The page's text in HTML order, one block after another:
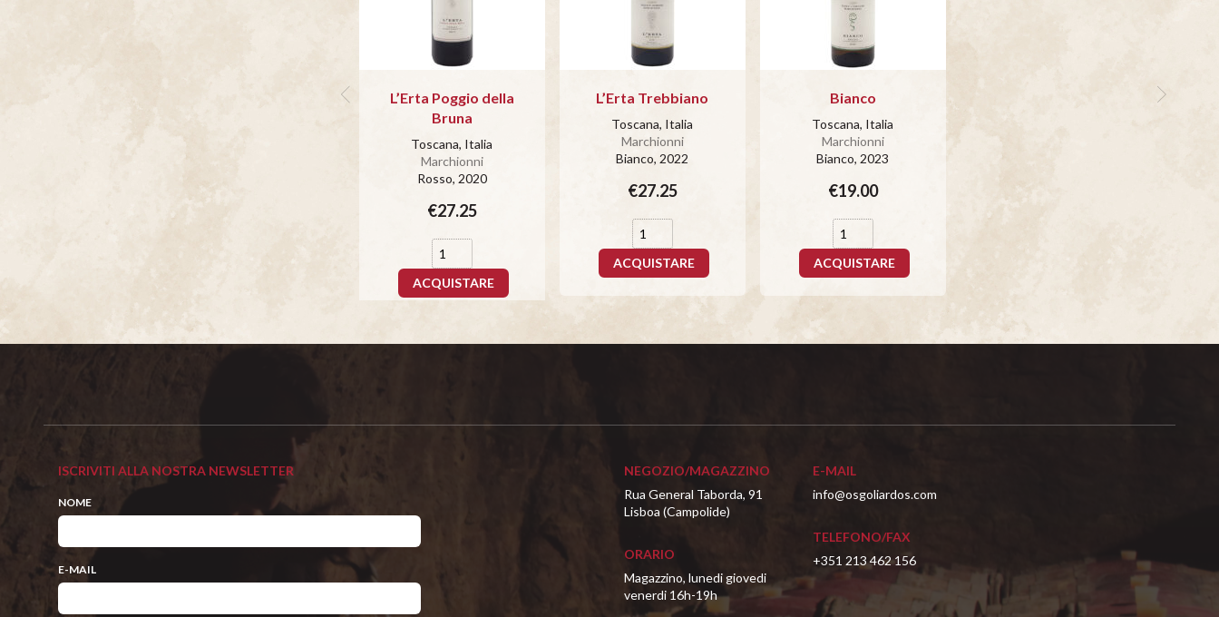
L’Erta Poggio della
Bruna
Toscana, Italia
Marchionni
Rosso, 2020
€27.25
ACQUISTARE
L’Erta Trebbiano
Toscana, Italia
Marchionni
Bianco, 2022
€27.25
ACQUISTARE
Bianco
Toscana, Italia
Marchionni
Bianco, 2023
€19.00
ACQUISTARE
ISCRIVITI ALLA NOSTRA NEWSLETTER
NOME
E-MAIL
NEGOZIO/MAGAZZINO
Rua General Taborda, 91
Lisboa (Campolide)
ORARIO
Magazzino, lunedi giovedi
venerdi 16h-19h
E-MAIL
info@osgoliardos.com
TELEFONO/FAX
+351 213 462 156